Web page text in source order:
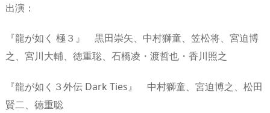
出演：
『龍が如く 極３』 黒田崇矢、中村獅童、笠松将、宮迫博
之、宮川大輔、徳重聡、石橋凌・渡哲也・香川照之
『龍が如く３外伝 Dark Ties』 中村獅童、宮迫博之、松田
賢二、徳重聡